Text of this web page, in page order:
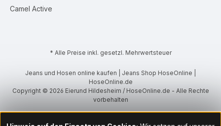
Camel Active
* Alle Preise inkl. gesetzl. Mehrwertsteuer
Jeans und Hosen online kaufen | Jeans Shop HoseOnline |
HoseOnline.de
Copyright © 2026 Eierund Hildesheim / HoseOnline.de - Alle Rechte
vorbehalten